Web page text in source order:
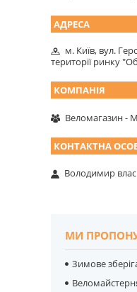
м. Київ, вул.
території ринку
Веломагазин -
Володимир
МИ
Зимове